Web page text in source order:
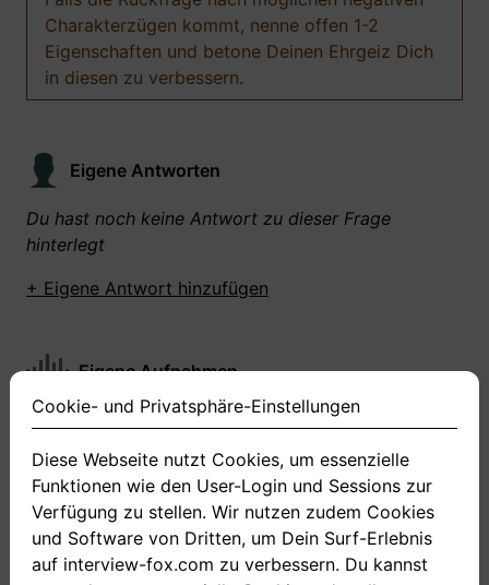
Charakterzügen kommt, nenne offen 1-2
Eigenschaften und betone Deinen Ehrgeiz Dich
in diesen zu verbessern.
Eigene Antworten
Du hast noch keine Antwort zu dieser Frage
hinterlegt
+ Eigene Antwort hinzufügen
Eigene Aufnahmen
Du hast zu dieser Frage noch keine Antworten
+ Neue Antwort aufnehmen
Cookie- und Privatsphäre-Einstellungen
Diese Webseite nutzt Cookies, um essenzielle
Funktionen wie den User-Login und Sessions zur
Verfügung zu stellen. Wir nutzen zudem Cookies
und Software von Dritten, um Dein Surf-Erlebnis
auf interview-fox.com zu verbessern. Du kannst